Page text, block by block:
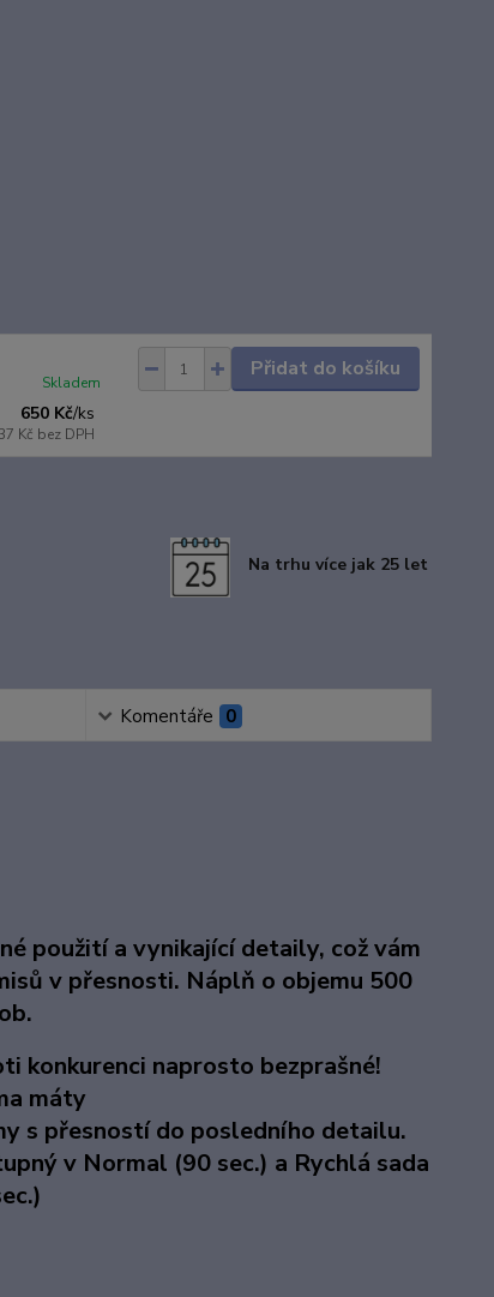
650 Kč/ks
Kč bez DPH
Skladem
Přidat do košíku
Na trhu více jak 25 let
Komentáře 0
použití a vynikající detaily, což vám
v přesnosti. Náplň o objemu 500
konkurenci naprosto bezprašné!
máty
s přesností do posledního detailu.
v Normal (90 sec.) a Rychlá sada